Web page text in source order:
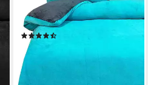
flauschig warmes Teddy
Plüsch, Normalgröße
ab 47,90 €
-20%
lieferbar - in 2-3 Werktagen bei dir